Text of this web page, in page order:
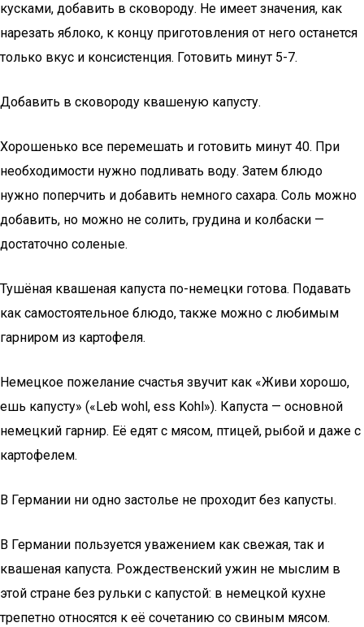
кусками, добавить в сковороду. Не имеет значения, как
нарезать яблоко, к концу приготовления от него останется
только вкус и консистенция. Готовить минут 5-7.
Добавить в сковороду квашеную капусту.
Хорошенько все перемешать и готовить минут 40. При
необходимости нужно подливать воду. Затем блюдо
нужно поперчить и добавить немного сахара. Соль можно
добавить, но можно не солить, грудина и колбаски —
достаточно соленые.
Тушёная квашеная капуста по-немецки готова. Подавать
как самостоятельное блюдо, также можно с любимым
гарниром из картофеля.
Немецкое пожелание счастья звучит как «Живи хорошо,
ешь капусту» («Leb wohl, ess Kohl»). Капуста — основной
немецкий гарнир. Её едят с мясом, птицей, рыбой и даже с
картофелем.
В Германии ни одно застолье не проходит без капусты.
В Германии пользуется уважением как свежая, так и
квашеная капуста. Рождественский ужин не мыслим в
этой стране без рульки с капустой: в немецкой кухне
трепетно относятся к её сочетанию со свиным мясом.